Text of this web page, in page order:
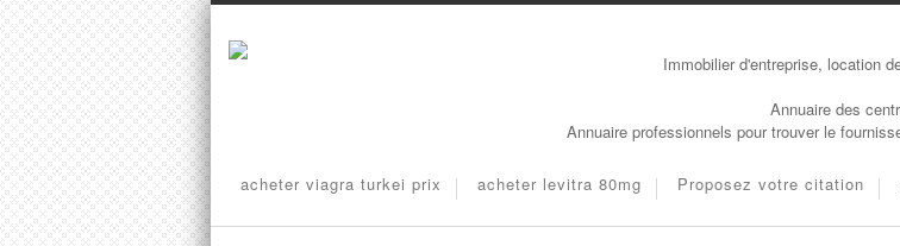
Immobilier d'entreprise, location
Annuaire des
Annuaire professionnels pour trouver le
acheter viagra turkei prix acheter levitra 80mg Proposez votre citation